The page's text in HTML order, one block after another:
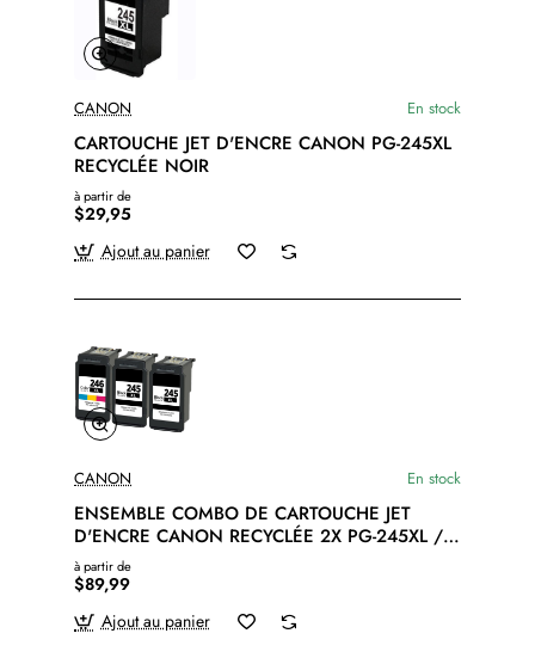
CANON En stock
CARTOUCHE JET D'ENCRE CANON PG-245XL
RECYCLÉE NOIR
à partir de
$29,95
Ajout au panier
CANON En stock
ENSEMBLE COMBO DE CARTOUCHE JET
D'ENCRE CANON RECYCLÉE 2X PG-245XL /
1X CL-246XL NOIR ET COULEUR
à partir de
$89,99
Ajout au panier